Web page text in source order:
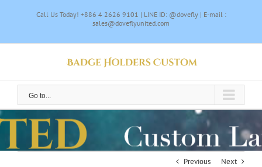
Call Us Today! +886 4 2626 9101 | LINE ID: @dovefly | E-mail :
sales@doveflyunited.com
Go to...
Previous Next